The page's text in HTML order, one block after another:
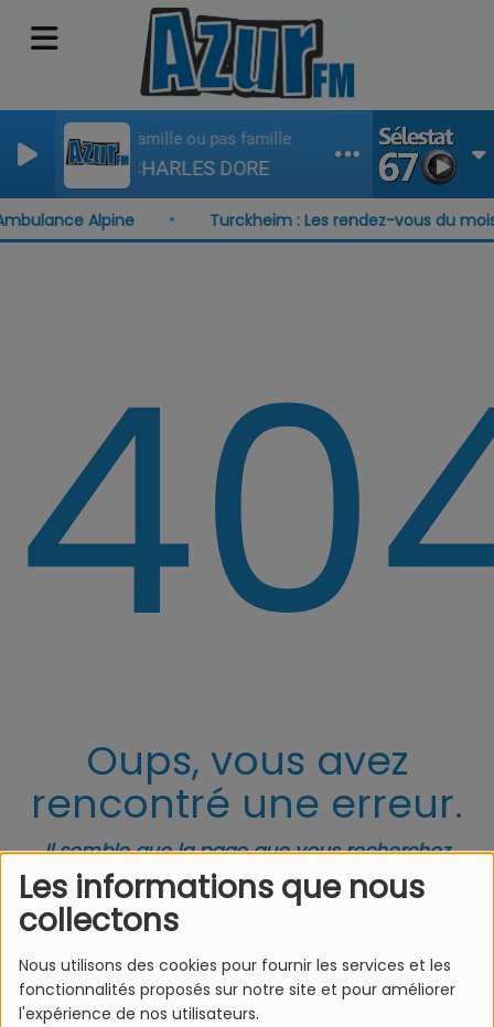
Les informations que nous
collectons
Nous utilisons des cookies pour fournir les services et les
fonctionnalités proposés sur notre site et pour améliorer
l'expérience de nos utilisateurs.
Famille ou pas famille
CHARLES DORE
Alpine Turckheim : Les rendez-vous du mois
Oups, vous avez
rencontré une erreur.
Il semble que la page que vous recherchez
n’existe plus.
L'Equipe Azur FM